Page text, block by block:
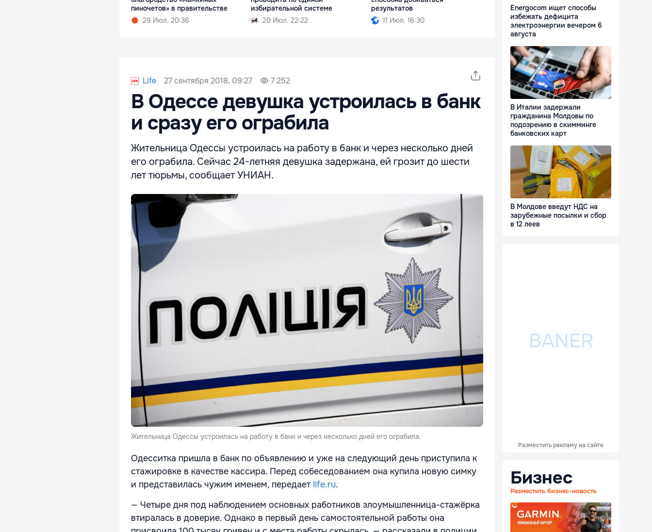
пиночетов» в правительстве
29 Июл. 20:36
избирательной системе
20 Июл. 22:22
результатов
11 Июл. 16:30
Life 27 сентября 2018, 09:27 7 252
В Одессе девушка устроилась в банк
и сразу его ограбила
Жительница Одессы устроилась на работу в банк и через несколько дней
его ограбила. Сейчас 24-летняя девушка задержана, ей грозит до шести
лет тюрьмы, сообщает УНИАН.
Жительница Одессы устроилась на работу в банк и через несколько дней его ограбила.
Одесситка пришла в банк по объявлению и уже на следующий день приступила к
стажировке в качестве кассира. Перед собеседованием она купила новую симку
и представилась чужим именем, передает life.ru.
— Четыре дня под наблюдением основных работников злоумышленница-стажёрка
втиралась в доверие. Однако в первый день самостоятельной работы она
Energocom ищет способы
избежать дефицита
электроэнергии вечером 6
августа
В Италии задержали
гражданина Молдовы по
подозрению в скимминге
банковских карт
В Молдове введут НДС на
зарубежные посылки и сбор
в 12 леев
Разместить рекламу на сайте
Бизнес
Разместить бизнес-новость